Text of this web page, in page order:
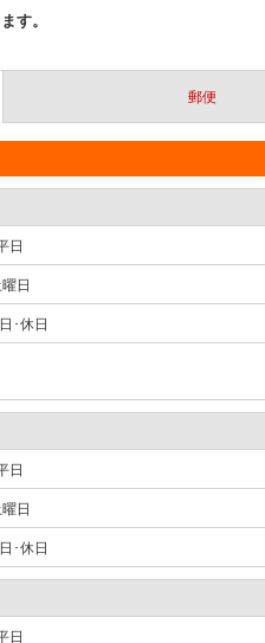
す。
郵便
日
日
･休日
日
日
･休日
日